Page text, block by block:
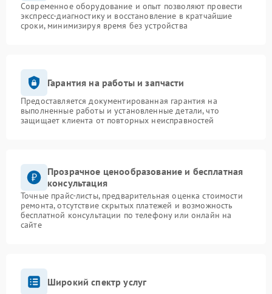
Современное оборудование и опыт позволяют провести
экспресс-диагностику и восстановление в кратчайшие
сроки, минимизируя время без устройства
Гарантия на работы и запчасти
Предоставляется документированная гарантия на
выполненные работы и установленные детали, что
защищает клиента от повторных неисправностей
Прозрачное ценообразование и бесплатная
консультация
Точные прайс-листы, предварительная оценка стоимости
ремонта, отсутствие скрытых платежей и возможность
бесплатной консультации по телефону или онлайн на
сайте
Широкий спектр услуг